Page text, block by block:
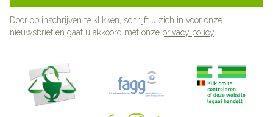
Door op inschrijven te klikken, schrijft u zich in voor onze
nieuwsbrief en gaat u akkoord met onze privacy policy